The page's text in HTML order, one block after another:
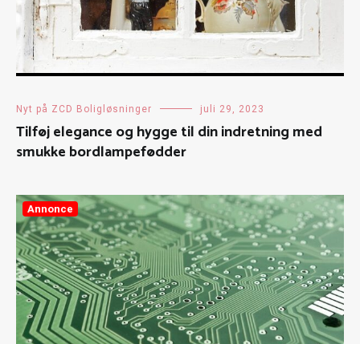
Nyt på ZCD Boligløsninger juli 29, 2023
Tilføj elegance og hygge til din indretning med
smukke bordlampefødder
Annonce